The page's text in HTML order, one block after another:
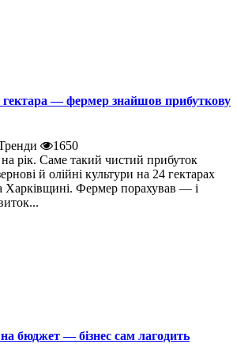
гектара — фермер знайшов прибуткову
1650
рік. Саме такий чистий прибуток
й олійні культури на 24 гектарах
Харківщині. Фермер порахував — і
бюджет — бізнес сам лагодить